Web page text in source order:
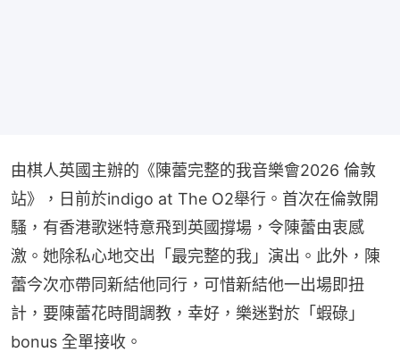
由棋人英國主辦的《陳蕾完整的我音樂會2026 倫敦
站》，日前於indigo at The O2舉行。首次在倫敦開
騷，有香港歌迷特意飛到英國撐場，令陳蕾由衷感
激。她除私心地交出「最完整的我」演出。此外，陳
蕾今次亦帶同新結他同行，可惜新結他一出場即扭
計，要陳蕾花時間調教，幸好，樂迷對於「蝦碌」
bonus 全單接收。